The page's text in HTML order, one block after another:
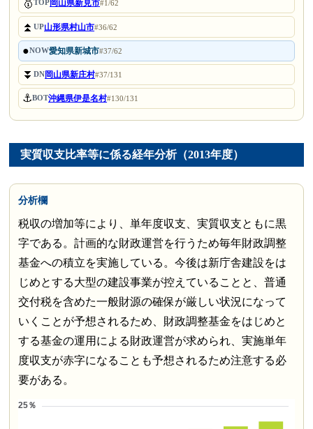
🥇TOP岡山県新見市#1/62
⏫UP山形県村山市#36/62
●NOW愛知県新城市#37/62
⏬DN岡山県新庄村#37/131
⚓BOT沖縄県伊是名村#130/131
実質収支比率等に係る経年分析（2013年度）
分析欄
税収の増加等により、単年度収支、実質収支ともに黒
字である。計画的な財政運営を行うため毎年財政調整
基金への積立を実施している。今後は新庁舎建設をは
じめとする大型の建設事業が控えていることと、普通
交付税を含めた一般財源の確保が厳しい状況になって
いくことが予想されるため、財政調整基金をはじめと
する基金の運用による財政運営が求められ、実施単年
度収支が赤字になることも予想されるため注意する必
要がある。